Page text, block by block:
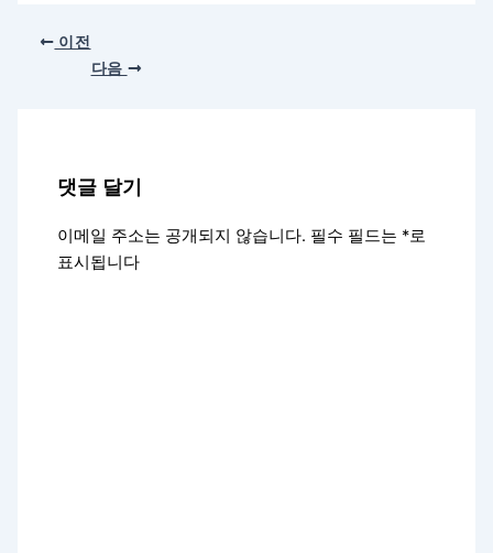
이전
다음
댓글 달기
이메일 주소는 공개되지 않습니다. 필수 필드는 *로
표시됩니다